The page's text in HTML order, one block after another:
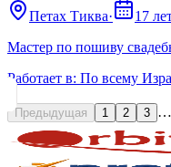
Петах Тиква·
17
Мастер по пошиву
Работает в: По всему
Предыдущая 1 2 3 …